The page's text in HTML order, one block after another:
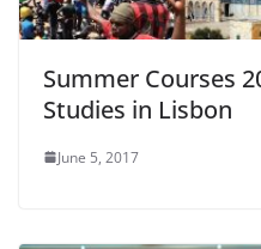
Summer Courses
Studies in Lisbon
June 5, 2017